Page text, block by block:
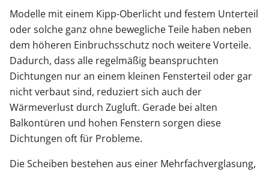
Modelle mit einem Kipp-Oberlicht und festem Unterteil
oder solche ganz ohne bewegliche Teile haben neben
dem höheren Einbruchsschutz noch weitere Vorteile.
Dadurch, dass alle regelmäßig beanspruchten
Dichtungen nur an einem kleinen Fensterteil oder gar
nicht verbaut sind, reduziert sich auch der
Wärmeverlust durch Zugluft. Gerade bei alten
Balkontüren und hohen Fenstern sorgen diese
Dichtungen oft für Probleme.
Die Scheiben bestehen aus einer Mehrfachverglasung,